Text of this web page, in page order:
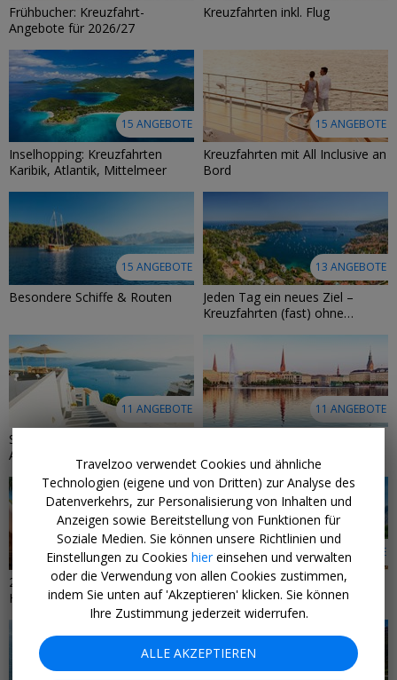
Frühbucher: Kreuzfahrt-
Angebote für 2026/27
Kreuzfahrten inkl. Flug
15 ANGEBOTE
Inselhopping: Kreuzfahrten
Karibik, Atlantik, Mittelmeer
15 ANGEBOTE
Kreuzfahrten mit All Inclusive an
Bord
15 ANGEBOTE
Besondere Schiffe & Routen
13 ANGEBOTE
Jeden Tag ein neues Ziel –
Kreuzfahrten (fast) ohne
11 ANGEBOTE
Spontan auf See – Last-Minute-
Angebote für Kreuzfahrten
11 ANGEBOTE
Deutschland
10 ANGEBOTE
2-in-1 – Kreuzfahrtkombis mit
Hotelverlängerung
9 ANGEBOTE
Kreuzfahrt-Specials unter 700 €
Travelzoo verwendet Cookies und ähnliche
Technologien (eigene und von Dritten) zur Analyse des
Datenverkehrs, zur Personalisierung von Inhalten und
Anzeigen sowie Bereitstellung von Funktionen für
Soziale Medien. Sie können unsere Richtlinien und
Einstellungen zu Cookies hiereinsehen und verwalten
oder die Verwendung von allen Cookies zustimmen,
indem Sie unten auf 'Akzeptieren' klicken. Sie können
Ihre Zustimmung jederzeit widerrufen.
ALLE AKZEPTIEREN